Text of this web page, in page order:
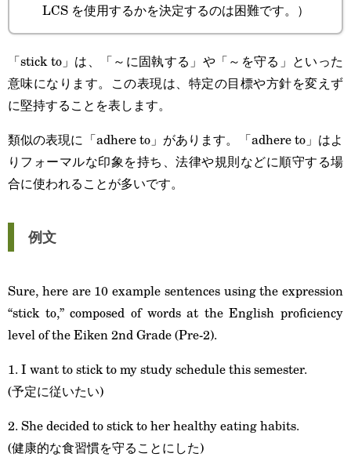
LCS を使用するかを決定するのは困難です。）
「stick to」は、「～に固執する」や「～を守る」といった
意味になります。この表現は、特定の目標や方針を変えず
に堅持することを表します。
類似の表現に「adhere to」があります。「adhere to」はよ
りフォーマルな印象を持ち、法律や規則などに順守する場
合に使われることが多いです。
例文
Sure, here are 10 example sentences using the expression
“stick to,” composed of words at the English proficiency
level of the Eiken 2nd Grade (Pre-2).
1. I want to stick to my study schedule this semester.
(予定に従いたい)
2. She decided to stick to her healthy eating habits.
(健康的な食習慣を守ることにした)